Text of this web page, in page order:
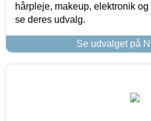
hårpleje, makeup, elektronik
se deres udvalg.
Se udvalget på